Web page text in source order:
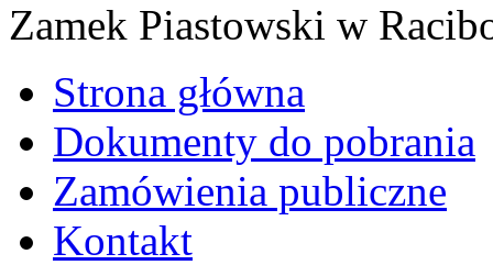
Zamek Piastowski w
Strona główna
Dokumenty do pobrania
Zamówienia publiczne
Kontakt